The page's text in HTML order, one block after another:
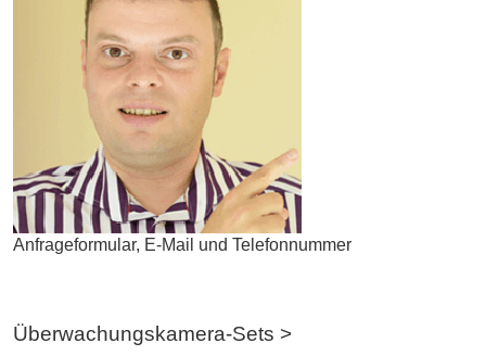
Anfrageformular, E-Mail und Telefonnummer
Überwachungskamera-Sets >